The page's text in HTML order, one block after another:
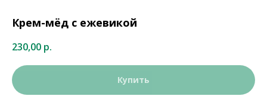
Крем-мёд с ежевикой
230,00 р.
Купить